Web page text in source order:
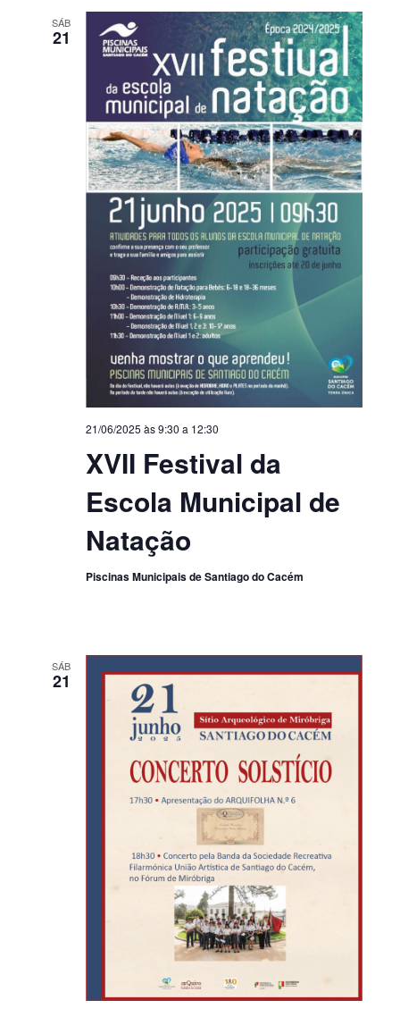
SÁB
21
XVII Festival da
Escola Municipal de
Natação
21/06/2025 às 9:30 a 12:30
Piscinas Municipais de Santiago do Cacém
SÁB
21